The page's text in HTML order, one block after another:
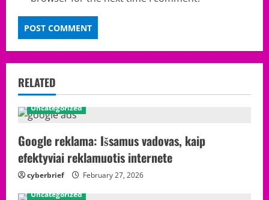
RELATED
Uncategorized
Google reklama: Išsamus vadovas, kaip
efektyviai reklamuotis internete
cyberbrief
February 27, 2026
Uncategorized